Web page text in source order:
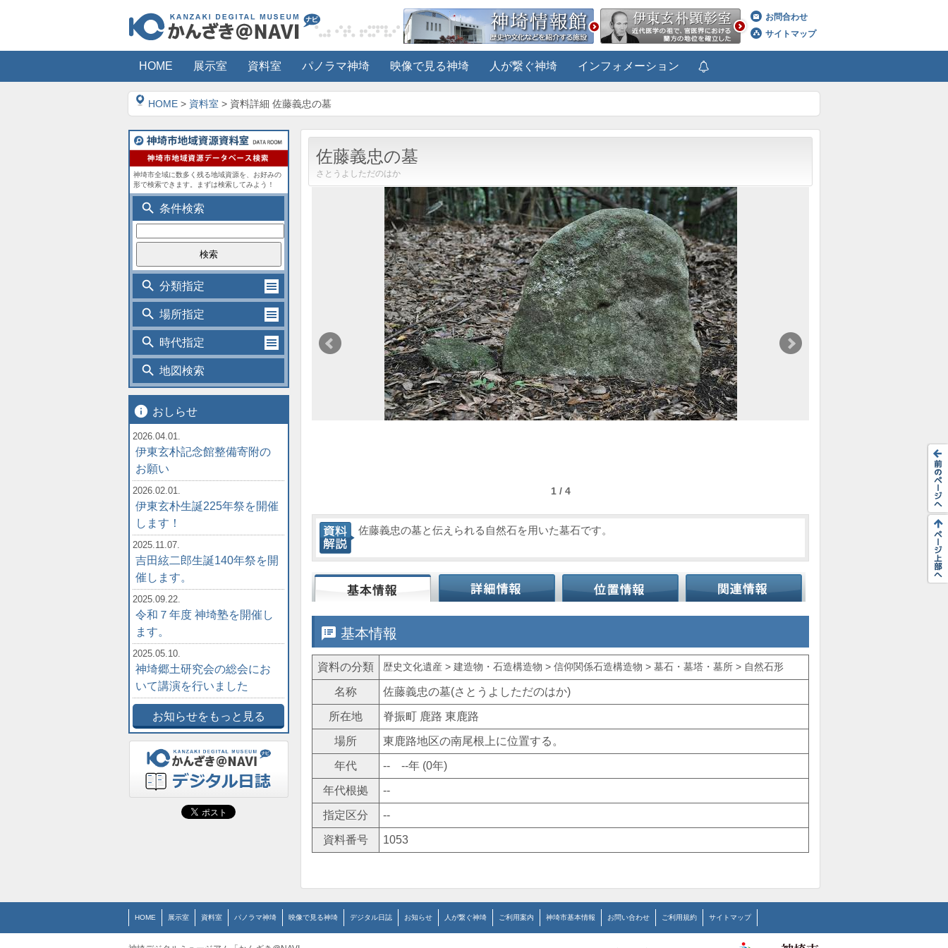
お問合わせ
サイトマップ
HOME 展示室 資料室 パノラマ神埼 映像で見る神埼 人が繋ぐ神埼 インフォメーション
HOME > 資料室 > 資料詳細 佐藤義忠の墓
佐藤義忠の墓
さとうよしただのはか
1 / 4
佐藤義忠の墓と伝えられる自然石を用いた墓石です。
speaker_notes 基本情報
資料の分類 歴史文化遺産 > 建造物・石造構造物 > 信仰関係石造構造物 > 墓石・墓塔・墓所 > 自然石形
名称 佐藤義忠の墓(さとうよしただのはか)
所在地 脊振町 鹿路 東鹿路
場所 東鹿路地区の南尾根上に位置する。
年代 -- --年 (0年)
年代根拠 --
指定区分 --
資料番号 1053
神埼市全域に数多く残る地域資源を、お好みの
形で検索できます。まずは検索してみよう！
search 条件検索
search 分類指定
search 場所指定
search 時代指定
search 地図検索
info おしらせ
2026.04.01.
伊東玄朴記念館整備寄附の
お願い
2026.02.01.
伊東玄朴生誕225年祭を開催
します！
2025.11.07.
吉田絃二郎生誕140年祭を開
催します。
2025.09.22.
令和７年度 神埼塾を開催し
ます。
2025.05.10.
神埼郷土研究会の総会にお
いて講演を行いました
お知らせをもっと見る
HOME 展示室 資料室 パノラマ神埼 映像で見る神埼 デジタル日誌 お知らせ 人が繋ぐ神埼 ご利用案内 神埼市基本情報 お問い合わせ ご利用規約 サイトマップ